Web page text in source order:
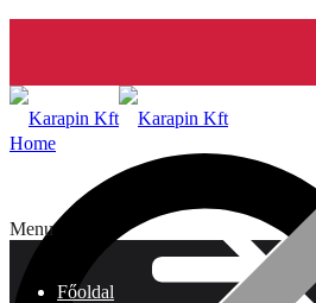
Menu
Főoldal
Home